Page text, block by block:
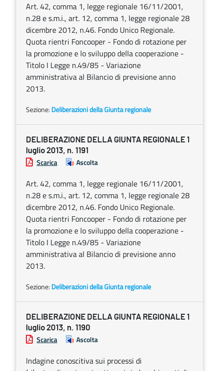
Art. 42, comma 1, legge regionale 16/11/2001,
n.28 e s.m.i., art. 12, comma 1, legge regionale 28
dicembre 2012, n.46. Fondo Unico Regionale.
Quota rientri Foncooper - Fondo di rotazione per
la promozione e lo sviluppo della cooperazione -
Titolo I Legge n.49/85 - Variazione
amministrativa al Bilancio di previsione anno
2013.
Sezione: Deliberazioni della Giunta regionale
DELIBERAZIONE DELLA GIUNTA REGIONALE 1
luglio 2013, n. 1191
Scarica Ascolta
Art. 42, comma 1, legge regionale 16/11/2001,
n.28 e s.m.i., art. 12, comma 1, legge regionale 28
dicembre 2012, n.46. Fondo Unico Regionale.
Quota rientri Foncooper - Fondo di rotazione per
la promozione e lo sviluppo della cooperazione -
Titolo I Legge n.49/85 - Variazione
amministrativa al Bilancio di previsione anno
2013.
Sezione: Deliberazioni della Giunta regionale
DELIBERAZIONE DELLA GIUNTA REGIONALE 1
luglio 2013, n. 1190
Scarica Ascolta
Indagine conoscitiva sui processi di